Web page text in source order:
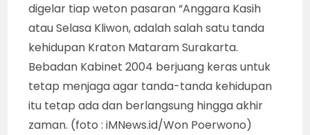
digelar tiap weton pasaran “Anggara Kasih
atau Selasa Kliwon, adalah salah satu tanda
kehidupan Kraton Mataram Surakarta.
Bebadan Kabinet 2004 berjuang keras untuk
tetap menjaga agar tanda-tanda kehidupan
itu tetap ada dan berlangsung hingga akhir
zaman. (foto : iMNews.id/Won Poerwono)